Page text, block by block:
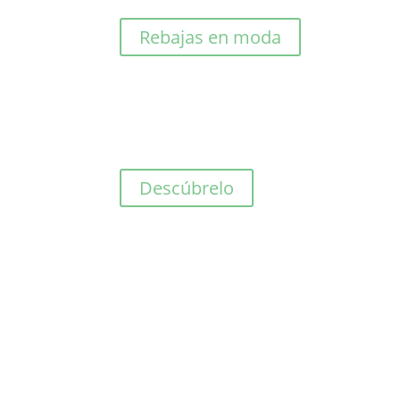
era:
81,00€.
es:
40,50€.
Rebajas en moda
Descúbrelo